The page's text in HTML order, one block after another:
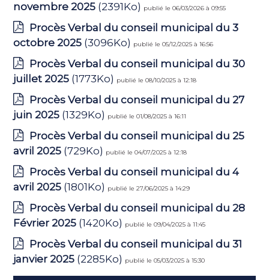
novembre 2025 (2391Ko) publié le 06/03/2026 à 09:55
Procès Verbal du conseil municipal du 3
octobre 2025 (3096Ko) publié le 05/12/2025 à 16:56
Procès Verbal du conseil municipal du 30
juillet 2025 (1773Ko) publié le 08/10/2025 à 12:18
Procès Verbal du conseil municipal du 27
juin 2025 (1329Ko) publié le 01/08/2025 à 16:11
Procès Verbal du conseil municipal du 25
avril 2025 (729Ko) publié le 04/07/2025 à 12:18
Procès Verbal du conseil municipal du 4
avril 2025 (1801Ko) publié le 27/06/2025 à 14:29
Procès Verbal du conseil municipal du 28
Février 2025 (1420Ko) publié le 09/04/2025 à 11:45
Procès Verbal du conseil municipal du 31
janvier 2025 (2285Ko) publié le 05/03/2025 à 15:30